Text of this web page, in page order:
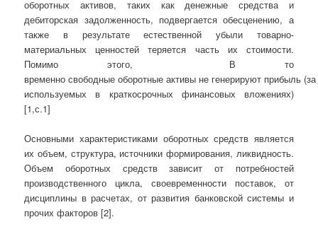
оборотных активов, таких как денежные средства и
дебиторская задолженность, подвергается обесценению, а
также в результате естественной убыли товарно-
материальных ценностей теряется часть их стоимости.
Помимо этого,
В то
временно свободные оборотные активы не генерируют прибыль
используемых в краткосрочных финансовых вложениях)
[1,с.1]
Основными характеристиками оборотных средств является
их объем, структура, источники формирования, ликвидность.
Объем оборотных средств зависит от потребностей
производственного цикла, своевременности поставок, от
дисциплины в расчетах, от развития банковской системы и
прочих факторов [2].